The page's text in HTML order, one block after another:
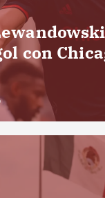
con